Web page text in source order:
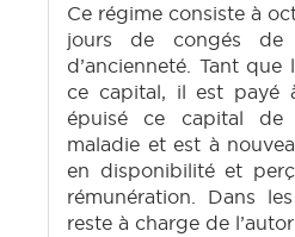
Ce régime consiste à
jours de congés de
d’ancienneté. Tant que
ce capital, il est payé
épuisé ce capital
maladie et est à
en disponibilité et
rémunération. Dans
reste à charge de